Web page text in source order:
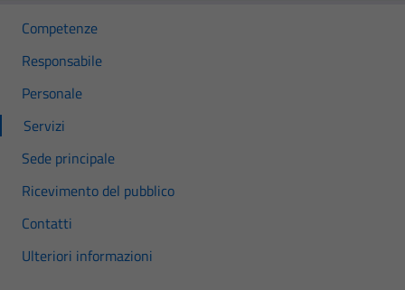
Competenze
Responsabile
Personale
Servizi
Sede principale
Ricevimento del pubblico
Contatti
Ulteriori informazioni